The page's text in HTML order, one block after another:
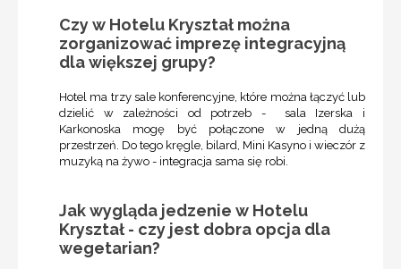
Czy w Hotelu Kryształ można
zorganizować imprezę integracyjną
dla większej grupy?
Hotel ma trzy sale konferencyjne, które można łączyć lub
dzielić w zależności od potrzeb - sala Izerska i
Karkonoska mogę być połączone w jedną dużą
przestrzeń. Do tego kręgle, bilard, Mini Kasyno i wieczór z
muzyką na żywo - integracja sama się robi.
Jak wygląda jedzenie w Hotelu
Kryształ - czy jest dobra opcja dla
wegetarian?